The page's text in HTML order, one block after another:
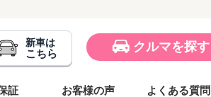
新車は
こちら クルマを探す
証 お客様の声 よくある質問